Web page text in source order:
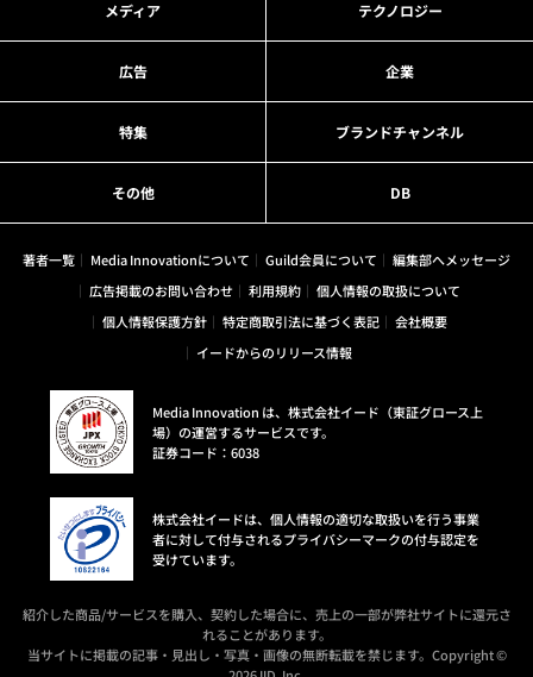
メディア テクノロジー
広告 企業
特集 ブランドチャンネル
その他 DB
著者一覧 Media Innovationについて Guild会員について
編集部へメッセージ
広告掲載のお問い合わせ
利用規約
個人情報の取扱について
個人情報保護方針
特定商取引法に基づく表記
会社概要
イードからのリリース情報
Media Innovation は、株式会社イード（東証グロース上
場）の運営するサービスです。
証券コード：6038
株式会社イードは、個人情報の適切な取扱いを行う事業
者に対して付与されるプライバシーマークの付与認定を
受けています。
紹介した商品/サービスを購入、契約した場合に、売上の一部が弊社サイトに還元さ
れることがあります。
当サイトに掲載の記事・見出し・写真・画像の無断転載を禁じます。Copyright ©